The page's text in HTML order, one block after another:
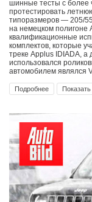
шинные тесты с более
протестировать
типоразмеров — 205/
на немецком полигоне
квалификационные
комплектов, которые
треке Applus IDIADA, а
использовался
автомобилем являлся
Подробнее